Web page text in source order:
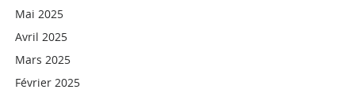
Mai 2025
Avril 2025
Mars 2025
Février 2025